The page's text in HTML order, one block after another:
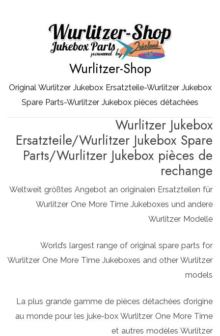
Wurlitzer-Shop
Original Wurlitzer Jukebox Ersatzteile-Wurlitzer Jukebox
Spare Parts-Wurlitzer Jukebox pièces détachées
Wurlitzer Jukebox
Ersatzteile/Wurlitzer Jukebox Spare
Parts/Wurlitzer Jukebox pièces de
rechange
Weltweit größtes Angebot an originalen Ersatzteilen für
Wurlitzer One More Time Jukeboxes und andere
Wurlitzer Modelle
World’s largest range of original spare parts for
Wurlitzer One More Time Jukeboxes and other Wurlitzer
models
La plus grande gamme de pièces détachées d’origine
au monde pour les juke-box Wurlitzer One More Time
et autres modèles Wurlitzer